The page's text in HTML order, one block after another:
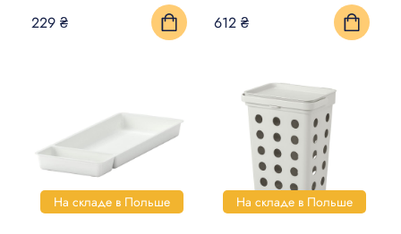
229 ₴
612 ₴
На складе в Польше На складе в Польше